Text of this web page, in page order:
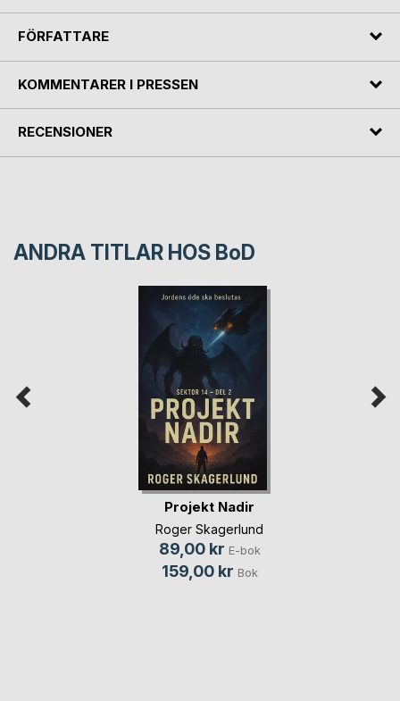
FÖRFATTARE
KOMMENTARER I PRESSEN
RECENSIONER
ANDRA TITLAR HOS BoD
Projekt Nadir
Roger Skagerlund
89,00 kr E-bok
159,00 kr Bok